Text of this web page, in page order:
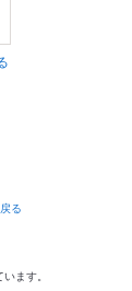
る
ます。